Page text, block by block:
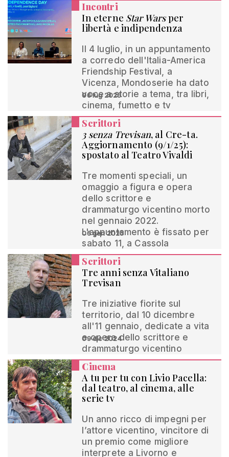
Incontri
In eterne Star Warsper
libertà e indipendenza
Il 4 luglio, in un appuntamento
a corredo dell'Italia-America
Friendship Festival, a
Vicenza, Mondoserie ha dato
voce a storie a tema, tra libri,
cinema, fumetto e tv
06 lug 2025
Scrittori
3 senza Trevisan, al Cre-ta.
Aggiornamento (9/1/25):
spostato al Teatro Vivaldi
Tre momenti speciali, un
omaggio a figura e opera
dello scrittore e
drammaturgo vicentino morto
nel gennaio 2022.
L'appuntamento è fissato per
sabato 11, a Cassola
06 gen 2025
Scrittori
Tre anni senza Vitaliano
Trevisan
Tre iniziative fiorite sul
territorio, dal 10 dicembre
all'11 gennaio, dedicate a vita
e opera dello scrittore e
drammaturgo vicentino
09 dic 2024
Cinema
A tu per tu con Livio Pacella:
dal teatro, al cinema, alle
serie tv
Un anno ricco di impegni per
l’attore vicentino, vincitore di
un premio come migliore
interprete a Livorno e